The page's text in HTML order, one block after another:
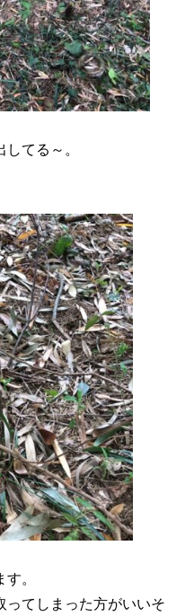
てる～。
。
ってしまった方がいいそ